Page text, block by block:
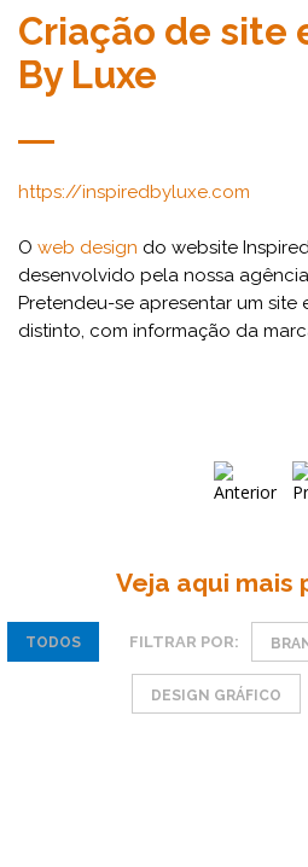
Criação de site
By Luxe
https://inspiredbyluxe.com
O web design do website
desenvolvido pela nossa
Pretendeu-se apresentar um site
distinto, com informação da
Veja aqui mais
TODOS FILTRAR POR:
DESIGN GRÁFICO